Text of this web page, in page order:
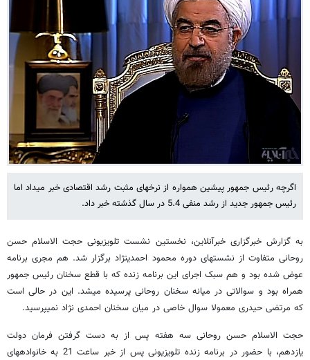
اگرچه رئیس جمهور پیشین همواره از نرخ​های مثبت رشد اقتصادی خبر می​داد اما
رئیس جمهور جدید از رشد منفی 5.4 در سال گذشته خبر داد.
به گزارش خبرگزاری خبرآنلاین، نخستین نشست تلویزیونی حجت الاسلام حسن
روحانی متفاوت از نشست​های دوره محمود احمدی​نژاد برگزار شد. هم مجری برنامه
عوض شده بود و هم سبک اجرای این برنامه زنده که با قطع سخنان رئیس جمهور
همراه بود و سوالاتی در میانه سخنان روحانی پرسیده می​شد. این در حالی است
که مرتضی حیدری معمولا سوال خاصی در میان سخنان احمدی نژاد نمی​پرسید.
حجت الاسلام حسن روحانی سه هفته پس از به دست گرفتن فرمان دولت
یازدهم، با حضور در برنامه زنده تلویزیونی پس از خبر ساعت 21 به خانواده​های